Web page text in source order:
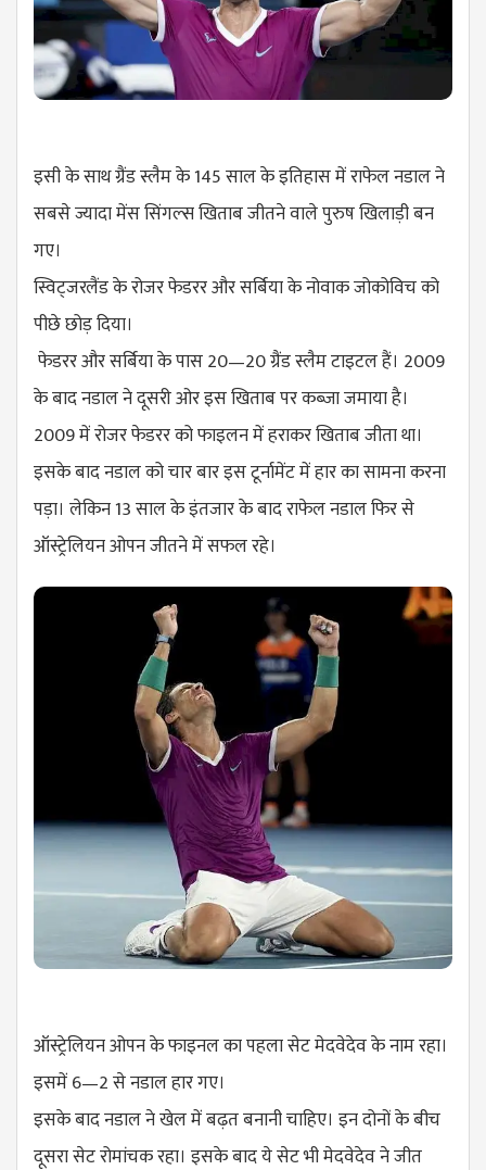
इसी के साथ ग्रैंड स्लैम के 145 साल के इतिहास में राफेल नडाल ने
सबसे ज्यादा मेंस सिंगल्स खिताब जीतने वाले पुरुष खिलाड़ी बन
गए।
स्विट्जरलैंड के रोजर फेडरर और सर्बिया के नोवाक जोकोविच को
पीछे छोड़ दिया।
फेडरर और सर्बिया के पास 20—20 ग्रैंड स्लैम टाइटल हैं। 2009
के बाद नडाल ने दूसरी ओर इस खिताब पर कब्जा जमाया है।
2009 में रोजर फेडरर को फाइलन में हराकर खिताब ​जीता था।
इसके बाद नडाल को चार बार इस टूर्नामेंट में हार का सामना करना
पड़ा। लेकिन 13 साल के इंतजार के बाद राफेल नडाल फिर से
ऑस्ट्रेलियन ओपन जीतने में सफल रहे।
ऑस्ट्रेलियन ओपन के फाइनल का पहला सेट मेदवेदेव के नाम रहा।
इसमें 6—2 से नडाल हार गए।
इसके बाद नडाल ने खेल में बढ़त बनानी चाहिए। इन दोनों के बीच
दूसरा सेट रोमांचक रहा। इसके बाद ये सेट भी मेदवेदेव ने जीत